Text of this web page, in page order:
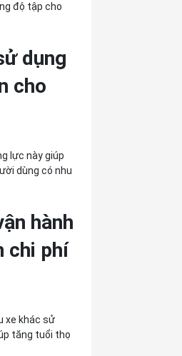
độ tập cho
dụng
cho
lực này giúp
dùng có nhu
hành
chi phí
xe khác sử
tăng tuổi thọ